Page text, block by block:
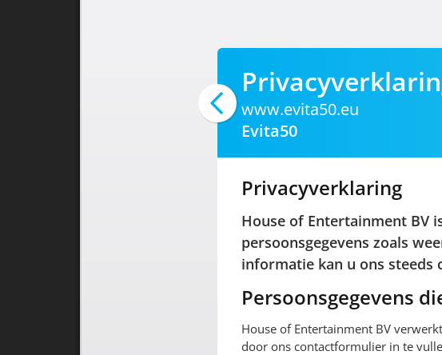
www.evita50.eu
Evita50
Privacyverklaring
House of Entertainment BV
persoonsgegevens zoals
informatie kan u ons steeds
Persoonsgegevens
House of Entertainment BV
door ons contactformulier in te